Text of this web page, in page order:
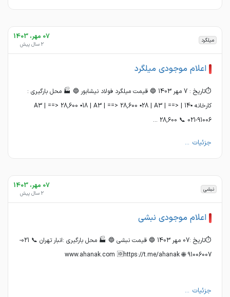
میلگرد 07 مهر، 1403
2 سال پیش
اعلام موجودی میلگرد
⏱تاریخ : 7 مهر 1403 🔵 قیمت میلگرد فولاد نیشابور 🔵 🏭 محل بارگیری :
کارخانه ▪️14 | A3 | ==> 28,600 ▪️18 | A3 | ==> 28,600 ▪️28 | A3 | ==>
28,600 📞 021-91006 ...
جزئیات ...
نبشی 07 مهر، 1403
2 سال پیش
اعلام موجودی نبشی
⏱تاریخ :07 مهر 1403 🔵 قیمت نبشی 🔵 🏭 محل بارگیری :انبار تهران 📞 021-
91006007 🌐 www.ahanak.com 🆔https://t.me/ahanak
جزئیات ...